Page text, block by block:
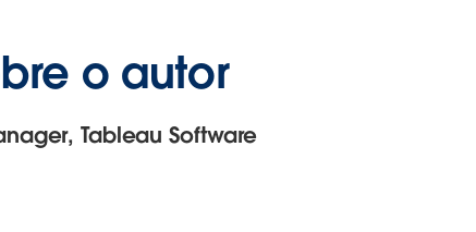
o autor
Tableau Software